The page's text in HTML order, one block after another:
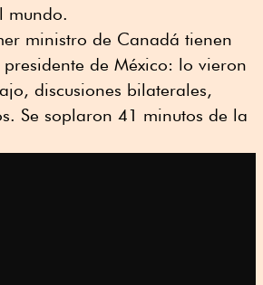
mundo.
ministro de Canadá tienen
de México: lo vieron
discusiones bilaterales,
Se soplaron 41 minutos de la